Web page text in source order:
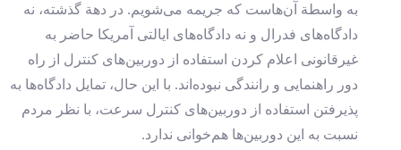
به واسطة آن‌هاست که جریمه می‌شویم. در دهة‌ گذشته، نه
دادگاه‌های فدرال و نه دادگاه‌های ایالتی آمریکا حاضر به
غیرقانونی اعلام کردن استفاده از دوربین‌های کنترل از راه
دور راهنمایی‌ و رانندگی نبوده‌اند. با این حال، تمایل دادگاه‌ها به
پذیرفتن استفاده از دوربین‌های کنترل سرعت، با نظر مردم
نسبت به این دوربین‌ها هم‌خوانی ندارد.